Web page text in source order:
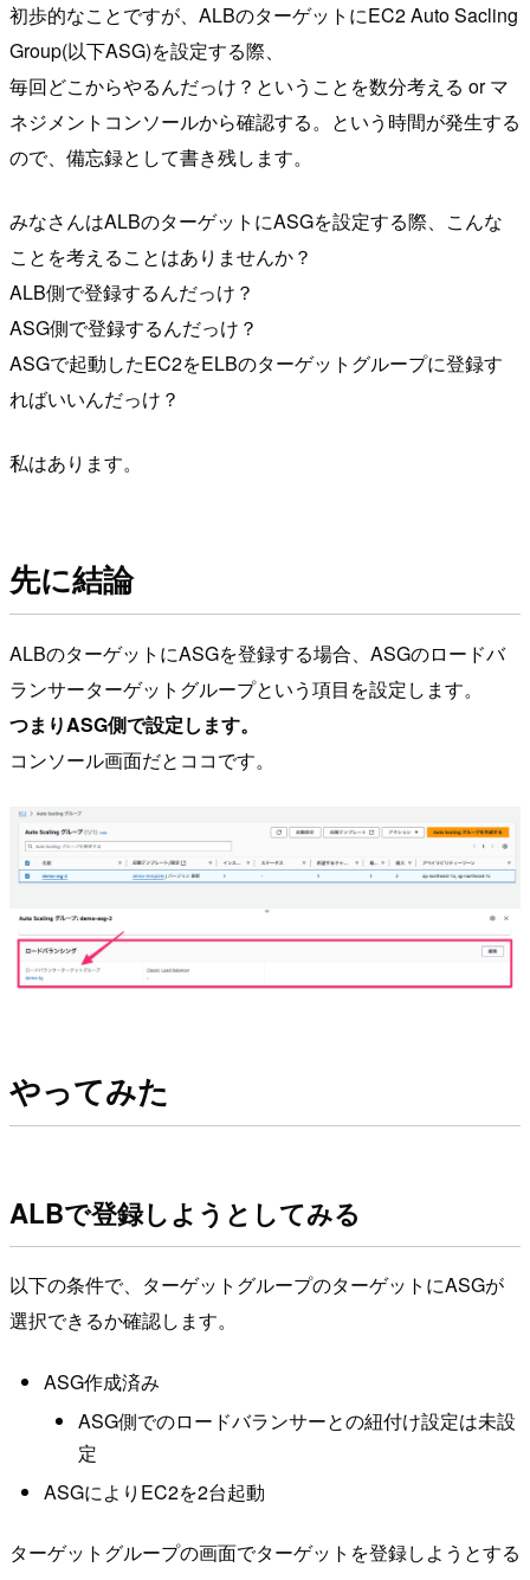
初歩的なことですが、ALBのターゲットにEC2 Auto Sacling
Group(以下ASG)を設定する際、
毎回どこからやるんだっけ？ということを数分考える or マ
ネジメントコンソールから確認する。という時間が発生する
ので、備忘録として書き残します。
みなさんはALBのターゲットにASGを設定する際、こんな
ことを考えることはありませんか？
ALB側で登録するんだっけ？
ASG側で登録するんだっけ？
ASGで起動したEC2をELBのターゲットグループに登録す
ればいいんだっけ？
私はあります。
先に結論
ALBのターゲットにASGを登録する場合、ASGのロードバ
ランサーターゲットグループという項目を設定します。
つまりASG側で設定します。
コンソール画面だとココです。
やってみた
ALBで登録しようとしてみる
以下の条件で、ターゲットグループのターゲットにASGが
選択できるか確認します。
ASG作成済み
ASG側でのロードバランサーとの紐付け設定は未設
定
ASGによりEC2を2台起動
ターゲットグループの画面でターゲットを登録しようとする